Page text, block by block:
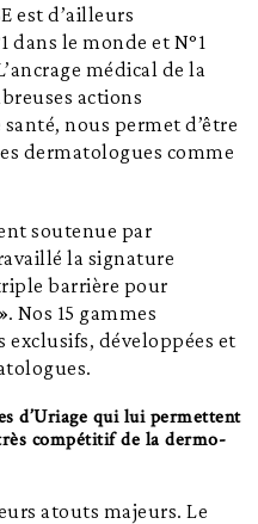
est d’ailleurs
dans le monde et N°1
médical de la
actions
nous permet d’être
dermatologues comme
soutenue par
la signature
barrière pour
Nos 15 gammes
exclusifs, développées et
d’Uriage qui lui permettent
compétitif de la dermo-
atouts majeurs. Le